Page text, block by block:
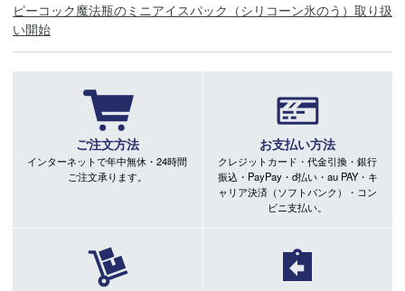
ピーコック魔法瓶のミニアイスパック（シリコーン氷のう）取り扱
い開始
ご注文方法
インターネットで年中無休・24時間
ご注文承ります。
お支払い方法
クレジットカード・代金引換・銀行
振込・PayPay・d払い・au PAY・キ
ャリア決済（ソフトバンク）・コン
ビニ支払い。